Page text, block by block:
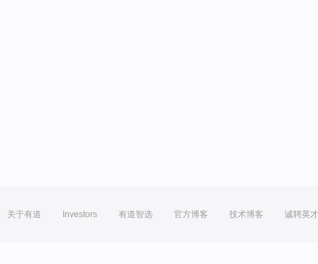
关于有道 Investors 有道智选 官方博客 技术博客 诚聘英才